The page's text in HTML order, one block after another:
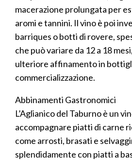
macerazione prolungata per
aromi e tannini. Il vino è poi
barriques o botti di rovere,
che può variare da 12 a 18
ulteriore affinamento in
commercializzazione.
Abbinamenti Gastronomici
L’Aglianico del Taburno è un
accompagnare piatti di carne
come arrosti, brasati e
splendidamente con piatti a